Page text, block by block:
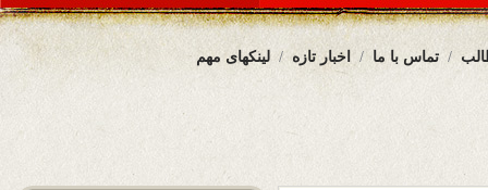
لینکهای مهم اخبار تازه تماس با ما